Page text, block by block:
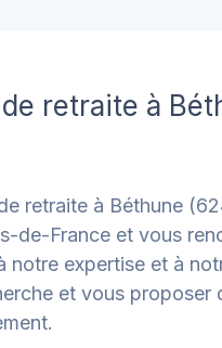
retraite à
retraite à Béthune
de-France et vous
notre expertise et à
et vous